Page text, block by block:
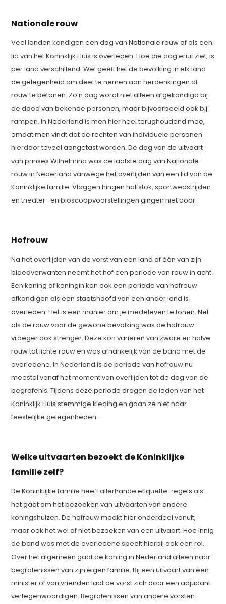
Nationale rouw
Veel landen kondigen een dag van Nationale rouw af als een
lid van het Koninklijk Huis is overleden. Hoe die dag eruit ziet, is
per land verschillend. Wel geeft het de bevolking in elk land
de gelegenheid om deel te nemen aan herdenkingen of
rouw te betonen. Zo’n dag wordt niet alleen afgekondigd bij
de dood van bekende personen, maar bijvoorbeeld ook bij
rampen. In Nederland is men hier heel terughoudend mee,
omdat men vindt dat de rechten van individuele personen
hierdoor teveel aangetast worden. De dag van de uitvaart
van prinses Wilhelmina was de laatste dag van Nationale
rouw in Nederland vanwege het overlijden van een lid van de
Koninklijke familie. Vlaggen hingen halfstok, sportwedstrijden
en theater- en bioscoopvoorstellingen gingen niet door.
Hofrouw
Na het overlijden van de vorst van een land of één van zijn
bloedverwanten neemt het hof een periode van rouw in acht.
Een koning of koningin kan ook een periode van hofrouw
afkondigen als een staatshoofd van een ander land is
overleden. Het is een manier om je medeleven te tonen. Net
als de rouw voor de gewone bevolking was de hofrouw
vroeger ook strenger. Deze kon variëren van zware en halve
rouw tot lichte rouw en was afhankelijk van de band met de
overledene. In Nederland is de periode van hofrouw nu
meestal vanaf het moment van overlijden tot de dag van de
begrafenis. Tijdens deze periode dragen de leden van het
Koninklijk Huis stemmige kleding en gaan ze niet naar
feestelijke gelegenheden.
Welke uitvaarten bezoekt de Koninklijke
familie zelf?
De Koninklijke familie heeft allerhandeetiquette-regels als
het gaat om het bezoeken van uitvaarten van andere
koningshuizen. De hofrouw maakt hier onderdeel vanuit,
maar ook het wel of niet bezoeken van een uitvaart. Hoe innig
de band was met de overledene speelt hierbij ook een rol.
Over het algemeen gaat de koning in Nederland alleen naar
begrafenissen van zijn eigen familie. Bij een uitvaart van een
minister of van vrienden laat de vorst zich door een adjudant
vertegenwoordigen. Begrafenissen van andere vorsten